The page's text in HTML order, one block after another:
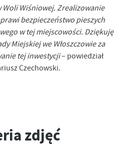
Wiśniowej. Zrealizowanie
bezpieczeństwo pieszych
w tej miejscowości. Dziękuję
Miejskiej we Włoszczowie za
tej inwestycji– powiedział
Czechowski.
zdjęć
oraz innych dostawców usług.
pośredników prezentujących nasze
komunikatów mediów